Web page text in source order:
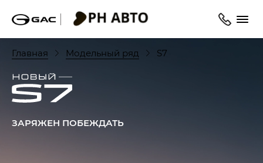
Главная Модельный ряд S7
ЗАРЯЖЕН ПОБЕЖДАТЬ